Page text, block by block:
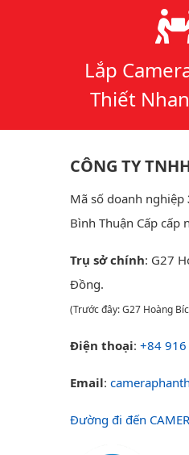
Lý do chọn
Lắp
Thiết
CÔNG TY
Mã số doanh nghiệp
Bình Thuận Cấp
Trụ sở chính: G27
Đồng.
(Trước đây: G27 Hoàng
Điện thoại: +84
Email:
Đường đi đến